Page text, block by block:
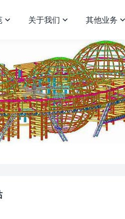
 关于我们  其他业务 